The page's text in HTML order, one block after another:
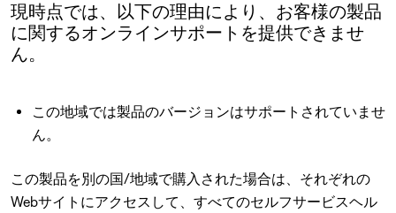
現時点では、以下の理由により、お客様の製品
に関するオンラインサポートを提供できませ
ん。
この地域では製品のバージョンはサポートされていませ
ん。
この製品を別の国/地域で購入された場合は、それぞれの
Webサイトにアクセスして、すべてのセルフサービスヘル